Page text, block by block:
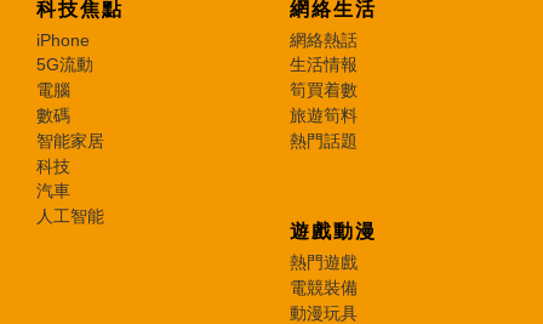
科技焦點
iPhone
5G流動
電腦
數碼
智能家居
科技
汽車
人工智能
網絡生活
網絡熱話
生活情報
筍買着數
旅遊筍料
熱門話題
遊戲動漫
熱門遊戲
電競裝備
動漫玩具